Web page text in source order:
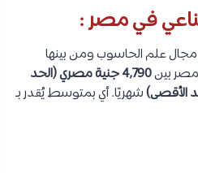
في مصر :
علم الحاسوب ومن بينها
بين
4,790 جنية مصري (الحد
شهريًا. أي بمتوسط يُقدر بـ